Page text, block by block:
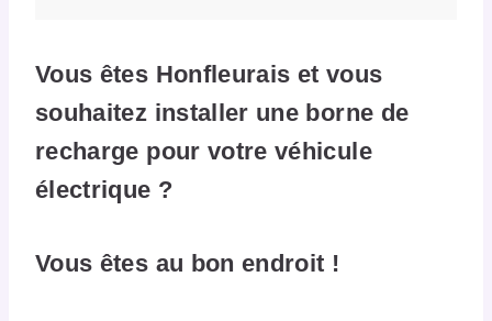
Vous êtes Honfleurais et vous
souhaitez installer une borne de
recharge pour votre véhicule
électrique ?
Vous êtes au bon endroit !